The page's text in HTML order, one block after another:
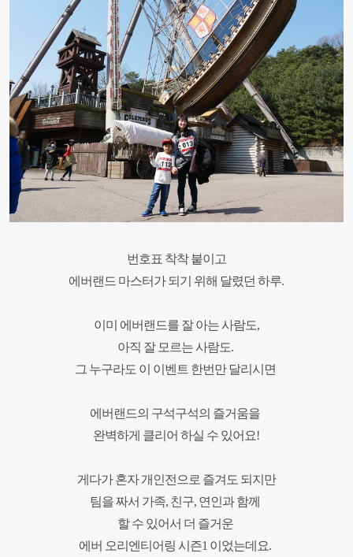
번호표 착착 붙이고
에버랜드 마스터가 되기 위해 달렸던 하루.
이미 에버랜드를 잘 아는 사람도,
아직 잘 모르는 사람도.
그 누구라도 이 이벤트 한번만 달리시면
에버랜드의 구석구석의 즐거움을
완벽하게 클리어 하실 수 있어요!
게다가 혼자 개인전으로 즐겨도 되지만
팀을 짜서 가족, 친구, 연인과 함께
할 수 있어서 더 즐거운
에버 오리엔티어링 시즌1 이었는데요.